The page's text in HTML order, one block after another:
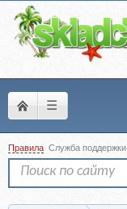
☰
Правила Служба поддержки